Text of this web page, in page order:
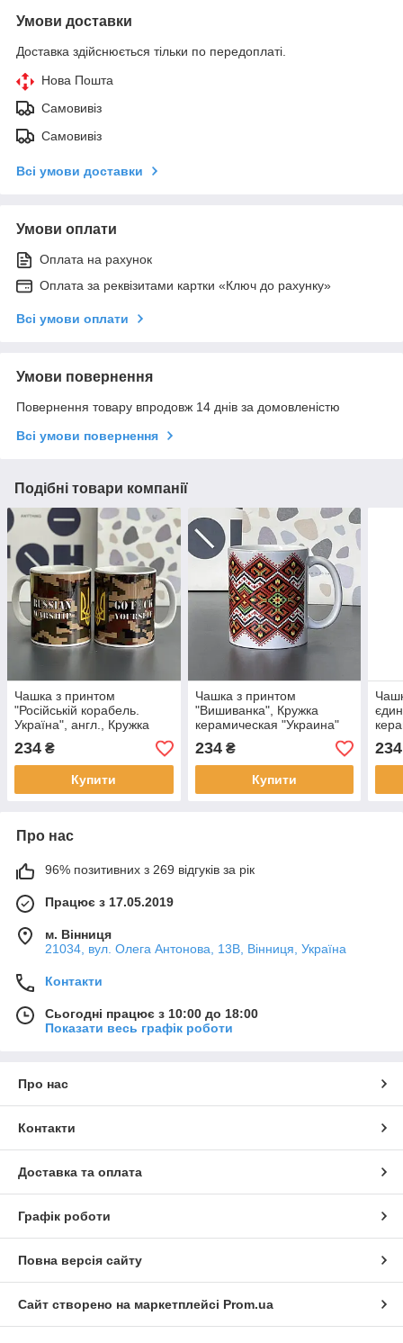
Умови доставки
Доставка здійснюється тільки по передоплаті.
Нова Пошта
Самовивіз
Самовивіз
Всі умови доставки
Умови оплати
Оплата на рахунок
Оплата за реквізитами картки «Ключ до рахунку»
Всі умови оплати
Умови повернення
Повернення товару впродовж 14 днів за домовленістю
Всі умови повернення
Подібні товари компанії
Чашка з принтом
"Російській корабель.
Україна", англ., Кружка
керамическая "Украина"
234 ₴
Купити
Чашка з принтом
"Вишиванка", Кружка
керамическая "Украина"
234₴
Купити
234
Про нас
96% позитивних з 269 відгуків за рік
Працює з 17.05.2019
м. Вінниця
21034, вул. Олега Антонова, 13В, Вінниця, Україна
Контакти
Сьогодні працює з 10:00 до 18:00
Показати весь графік роботи
Про нас
Контакти
Доставка та оплата
Графік роботи
Повна версія сайту
Сайт створено на маркетплейсі Prom.ua